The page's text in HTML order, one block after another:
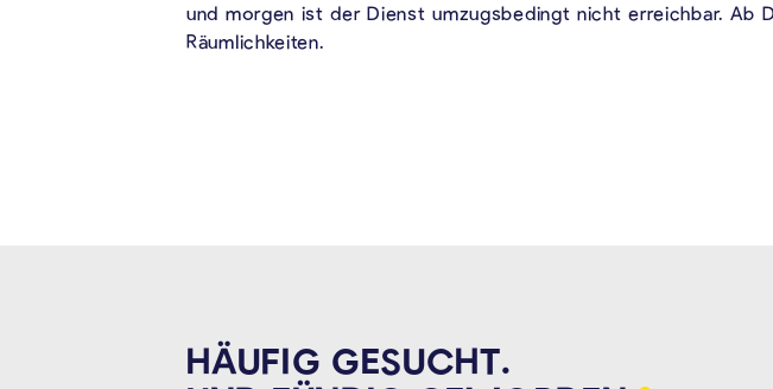
und morgen ist der Dienst umzugsbedingt nicht erreichbar. Ab
Räumlichkeiten.
HÄUFIG GESUCHT.